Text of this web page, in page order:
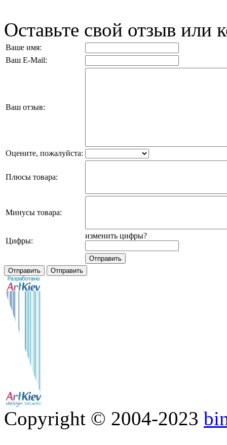
Оставьте свой отзыв или
Ваше имя:
Ваш E-Mail:
Ваш отзыв:
Оцените, пожалуйста:
Плюсы товара:
Минусы товара:
Цифры:
изменить цифры?
Copyright © 2004-2023